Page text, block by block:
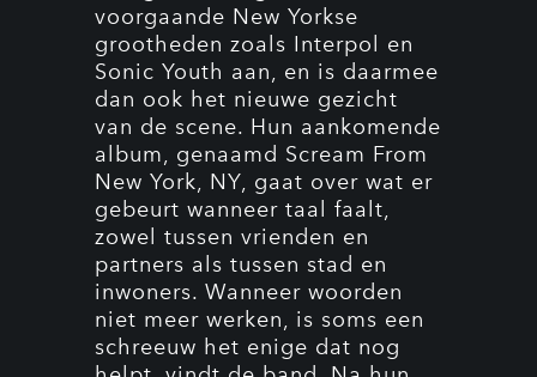
voorgaande New Yorkse
grootheden zoals Interpol en
Sonic Youth aan, en is daarmee
dan ook het nieuwe gezicht
van de scene. Hun aankomende
album, genaamd Scream From
New York, NY, gaat over wat er
gebeurt wanneer taal faalt,
zowel tussen vrienden en
partners als tussen stad en
inwoners. Wanneer woorden
niet meer werken, is soms een
schreeuw het enige dat nog